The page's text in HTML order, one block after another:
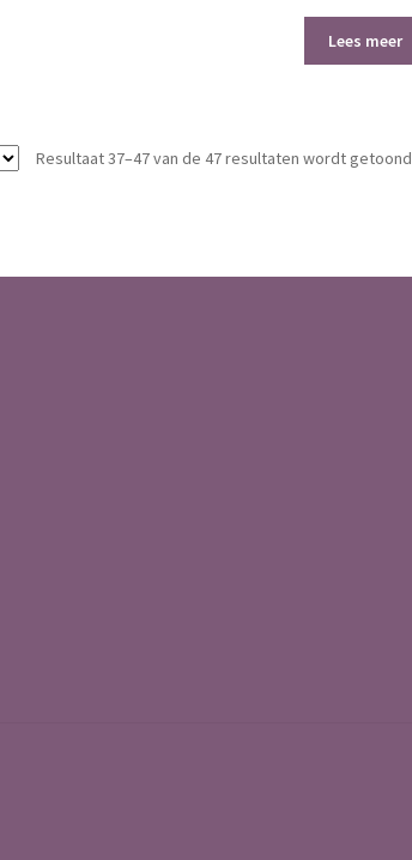
Lees meer
Resultaat 37–47 van de 47 resultaten wordt getoond